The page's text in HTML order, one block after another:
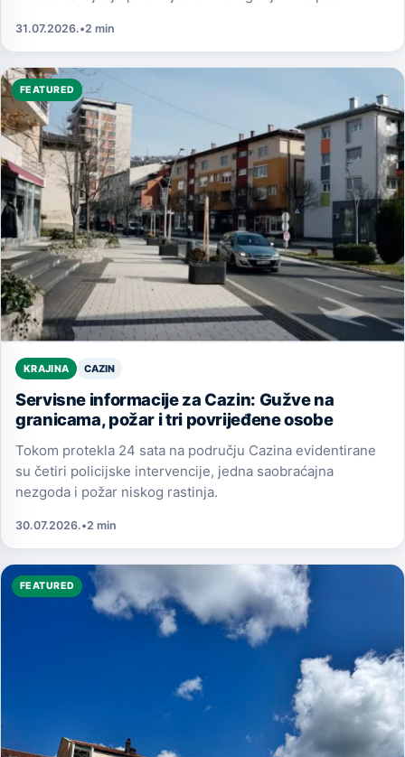
31.07.2026.•2 min
FEATURED
KRAJINA CAZIN
Servisne informacije za Cazin: Gužve na
granicama, požar i tri povrijeđene osobe
Tokom protekla 24 sata na području Cazina evidentirane
su četiri policijske intervencije, jedna saobraćajna
nezgoda i požar niskog rastinja.
30.07.2026.•2 min
FEATURED